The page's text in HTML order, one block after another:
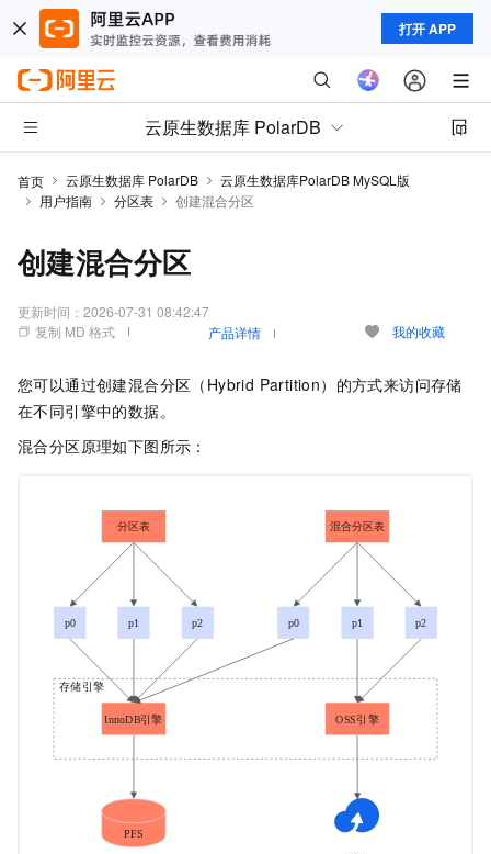
打开 APP
云原生数据库 PolarDB
首页 云原生数据库 PolarDB
云原生数据库PolarDB MySQL版
用户指南
分区表 创建混合分区
创建混合分区
更新时间： 2026-07-31 08:42:47
复制 MD 格式
产品详情 我的收藏
您可以通过创建混合分区（Hybrid Partition）的方式来访问存储
在不同引擎中的数据。
混合分区原理如下图所示：